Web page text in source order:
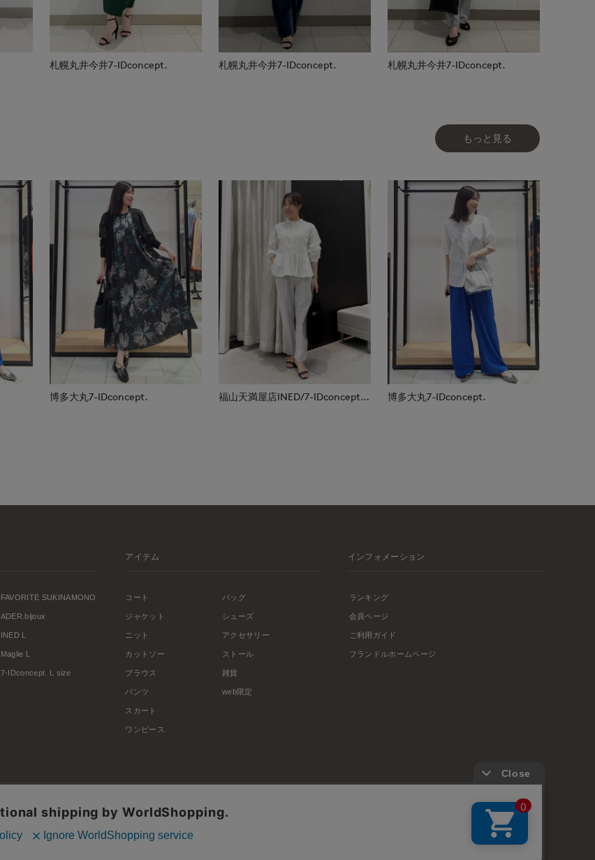
札幌丸井今井7-IDconcept. 札幌丸井今井7-IDconcept. 札幌丸井今井7-IDconcept.
もっと見る
博多大丸7-IDconcept. 福山天満屋店INED/7-IDconcept./Maglie 博多大丸7-IDconcept.
FAVORITE SUKINAMONO
ADER.bijoux
INED L
Maglie L
7-IDconcept. L size
アイテム
コート
ジャケット
ニット
カットソー
ブラウス
パンツ
スカート
ワンピース
バッグ
シューズ
アクセサリー
ストール
雑貨
web限定
インフォメーション
ランキング
会員ページ
ご利用ガイド
フランドルホームページ